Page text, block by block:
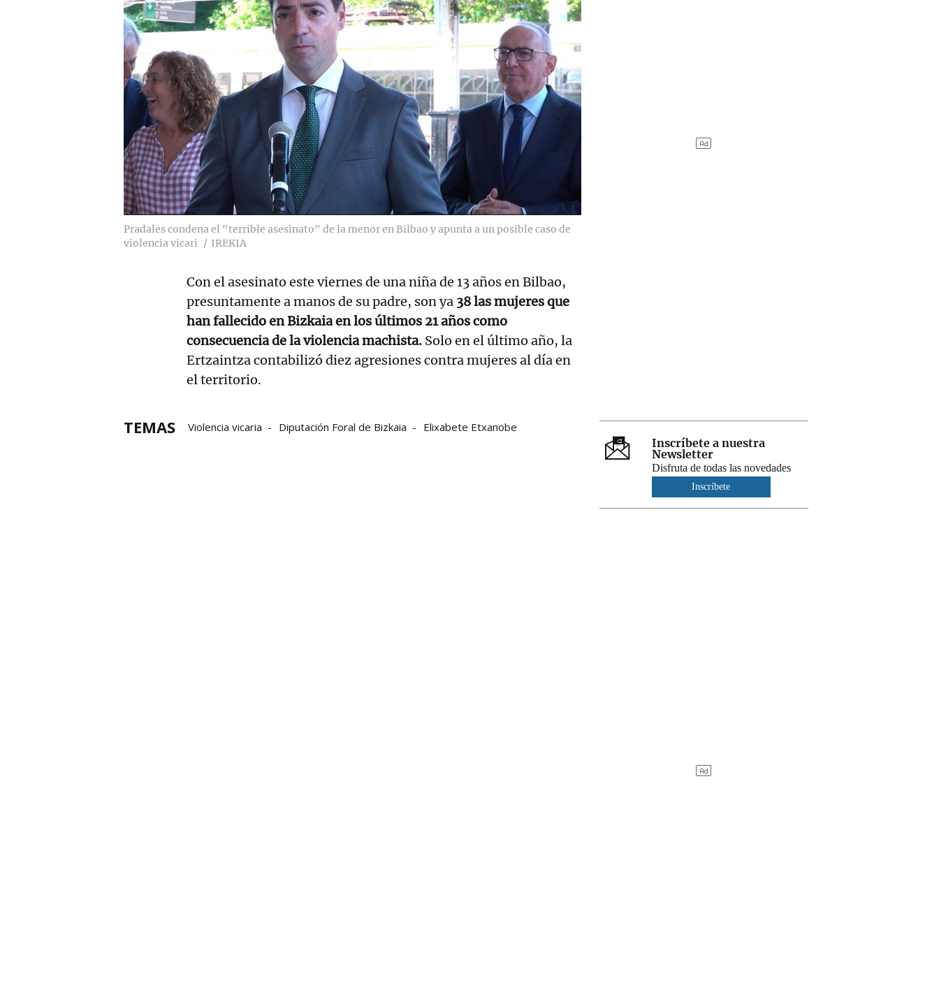
Pradales condena el "terrible asesinato" de la menor en Bilbao y apunta a un posible caso de
violencia vicari
IREKIA
Con el asesinato este viernes de una niña de 13 años en Bilbao,
presuntamente a manos de su padre, son ya 38 las mujeres que
han fallecido en Bizkaia en los últimos 21 años como
consecuencia de la violencia machista. Solo en el último año, la
Ertzaintza contabilizó diez agresiones contra mujeres al día en
el territorio.
TEMAS Violencia vicaria Diputación Foral de Bizkaia Elixabete Etxanobe
Inscríbete a nuestra
Newsletter
Disfruta de todas las novedades
Inscríbete